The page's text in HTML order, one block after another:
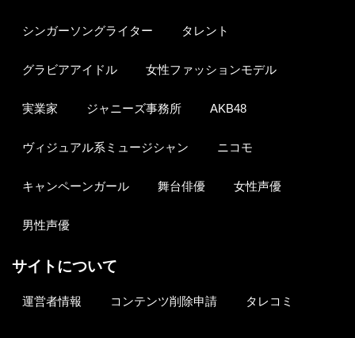
シンガーソングライター タレント
グラビアアイドル 女性ファッションモデル
実業家 ジャニーズ事務所 AKB48
ヴィジュアル系ミュージシャン ニコモ
キャンペーンガール 舞台俳優 女性声優
男性声優
サイトについて
運営者情報 コンテンツ削除申請 タレコミ